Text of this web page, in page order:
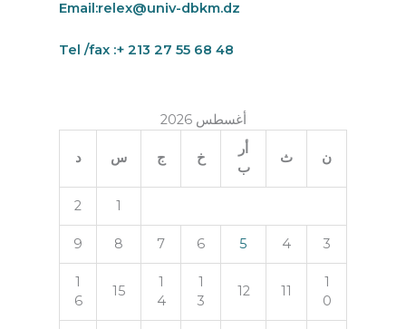
Email:relex@univ-dbkm.dz
Tel /fax :+ 213 27 55 68 48
أغسطس 2026
ن ث
أر
ب
خ ج س د
1
2
3
4
5
6
7
8
9
1
0
11
12
1
3
1
4
15
1
6